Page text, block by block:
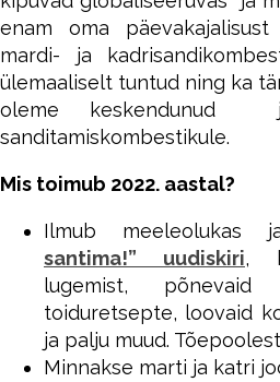
enam oma
mardi- ja
ülemaaliselt tuntud ning ka
oleme keskendunud
sanditamiskombestikule.
Mis toimub 2022. aastal?
Ilmub meeleolukas
santima!” uudiskiri,
lugemist, põnevaid
toiduretsepte, loovaid
ja palju muud.
Minnakse marti ja katri